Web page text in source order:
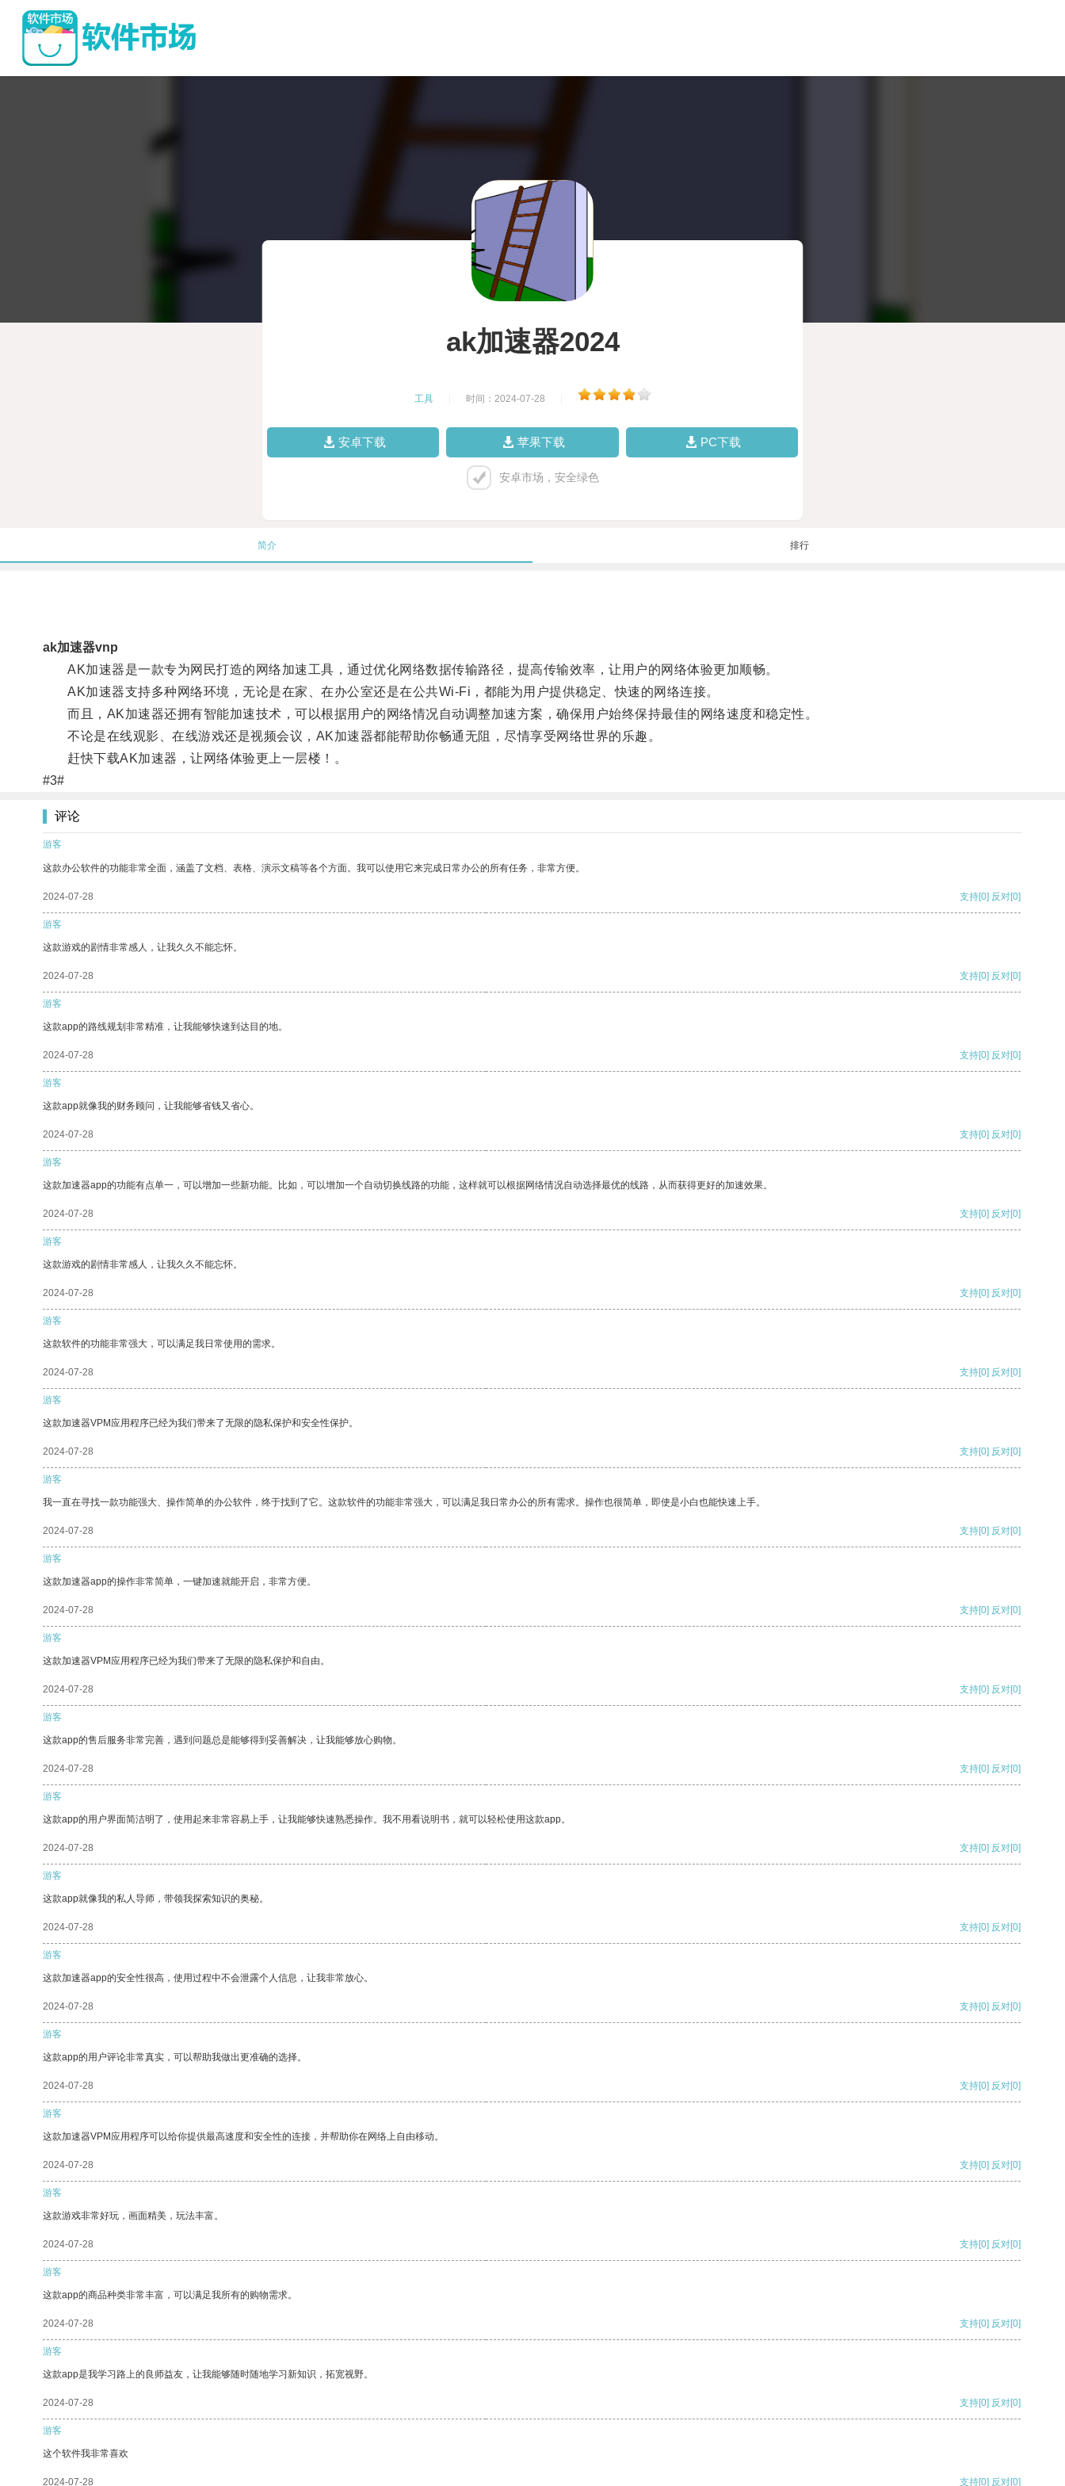
ak加速器2024
工具 时间：2024-07-28
安卓下载 苹果下载 PC下载
安卓市场，安全绿色
简介 排行
ak加速器vnp
AK加速器是一款专为网民打造的网络加速工具，通过优化网络数据传输路径，提高传输效率，让用户的网络体验更加顺畅。
AK加速器支持多种网络环境，无论是在家、在办公室还是在公共Wi-Fi，都能为用户提供稳定、快速的网络连接。
而且，AK加速器还拥有智能加速技术，可以根据用户的网络情况自动调整加速方案，确保用户始终保持最佳的网络速度和稳定性。
不论是在线观影、在线游戏还是视频会议，AK加速器都能帮助你畅通无阻，尽情享受网络世界的乐趣。
赶快下载AK加速器，让网络体验更上一层楼！。
#3#
评论
游客
这款办公软件的功能非常全面，涵盖了文档、表格、演示文稿等各个方面。我可以使用它来完成日常办公的所有任务，非常方便。
2024-07-28 支持[0] 反对[0]
游客
这款游戏的剧情非常感人，让我久久不能忘怀。
2024-07-28 支持[0] 反对[0]
游客
这款app的路线规划非常精准，让我能够快速到达目的地。
2024-07-28 支持[0] 反对[0]
游客
这款app就像我的财务顾问，让我能够省钱又省心。
2024-07-28 支持[0] 反对[0]
游客
这款加速器app的功能有点单一，可以增加一些新功能。比如，可以增加一个自动切换线路的功能，这样就可以根据网络情况自动选择最优的线路，从而获得更好的加速效果。
2024-07-28 支持[0] 反对[0]
游客
这款游戏的剧情非常感人，让我久久不能忘怀。
2024-07-28 支持[0] 反对[0]
游客
这款软件的功能非常强大，可以满足我日常使用的需求。
2024-07-28 支持[0] 反对[0]
游客
这款加速器VPM应用程序已经为我们带来了无限的隐私保护和安全性保护。
2024-07-28 支持[0] 反对[0]
游客
我一直在寻找一款功能强大、操作简单的办公软件，终于找到了它。这款软件的功能非常强大，可以满足我日常办公的所有需求。操作也很简单，即使是小白也能快速上手。
2024-07-28 支持[0] 反对[0]
游客
这款加速器app的操作非常简单，一键加速就能开启，非常方便。
2024-07-28 支持[0] 反对[0]
游客
这款加速器VPM应用程序已经为我们带来了无限的隐私保护和自由。
2024-07-28 支持[0] 反对[0]
游客
这款app的售后服务非常完善，遇到问题总是能够得到妥善解决，让我能够放心购物。
2024-07-28 支持[0] 反对[0]
游客
这款app的用户界面简洁明了，使用起来非常容易上手，让我能够快速熟悉操作。我不用看说明书，就可以轻松使用这款app。
2024-07-28 支持[0] 反对[0]
游客
这款app就像我的私人导师，带领我探索知识的奥秘。
2024-07-28 支持[0] 反对[0]
游客
这款加速器app的安全性很高，使用过程中不会泄露个人信息，让我非常放心。
2024-07-28 支持[0] 反对[0]
游客
这款app的用户评论非常真实，可以帮助我做出更准确的选择。
2024-07-28 支持[0] 反对[0]
游客
这款加速器VPM应用程序可以给你提供最高速度和安全性的连接，并帮助你在网络上自由移动。
2024-07-28 支持[0] 反对[0]
游客
这款游戏非常好玩，画面精美，玩法丰富。
2024-07-28 支持[0] 反对[0]
游客
这款app的商品种类非常丰富，可以满足我所有的购物需求。
2024-07-28 支持[0] 反对[0]
游客
这款app是我学习路上的良师益友，让我能够随时随地学习新知识，拓宽视野。
2024-07-28 支持[0] 反对[0]
游客
这个软件我非常喜欢
2024-07-28 支持[0] 反对[0]